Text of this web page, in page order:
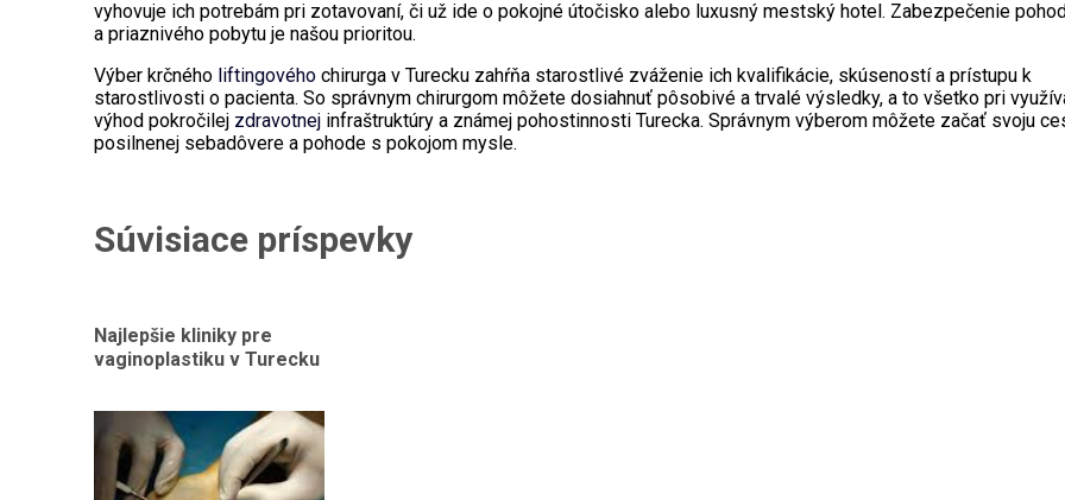
vyhovuje ich potrebám pri zotavovaní, či už ide o pokojné útočisko alebo luxusný mestský hotel. Zabezpečenie
a priaznivého pobytu je našou prioritou.
Výber krčného liftingovéhochirurga v Turecku zahŕňa starostlivé zváženie ich kvalifikácie, skúseností a prístupu k
starostlivosti o pacienta. So správnym chirurgom môžete dosiahnuť pôsobivé a trvalé výsledky, a to všetko pri
výhod pokročilej zdravotnej infraštruktúry a známej pohostinnosti Turecka. Správnym výberom môžete začať svoju
posilnenej sebadôvere a pohode s pokojom mysle.
Súvisiace príspevky
Najlepšie kliniky pre
vaginoplastiku v Turecku